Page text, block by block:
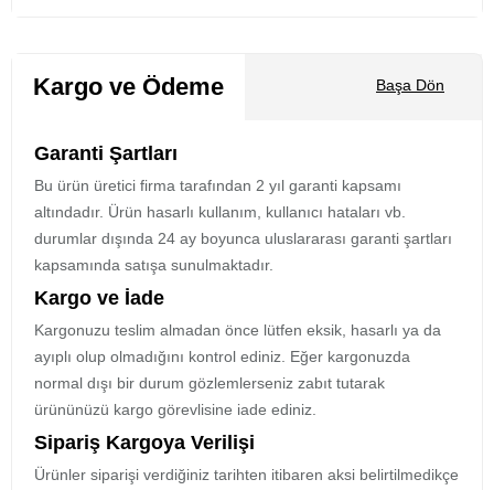
Kargo ve Ödeme Başa Dön
Garanti Şartları
Bu ürün üretici firma tarafından 2 yıl garanti kapsamı
altındadır. Ürün hasarlı kullanım, kullanıcı hataları vb.
durumlar dışında 24 ay boyunca uluslararası garanti şartları
kapsamında satışa sunulmaktadır.
Kargo ve İade
Kargonuzu teslim almadan önce lütfen eksik, hasarlı ya da
ayıplı olup olmadığını kontrol ediniz. Eğer kargonuzda
normal dışı bir durum gözlemlerseniz zabıt tutarak
ürününüzü kargo görevlisine iade ediniz.
Sipariş Kargoya Verilişi
Ürünler siparişi verdiğiniz tarihten itibaren aksi belirtilmedikçe